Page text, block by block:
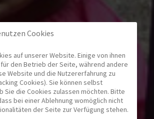
Cookies
auf unserer Website. Einige von ihnen
den Betrieb der Seite, während andere
Website und die Nutzererfahrung zu
Cookies). Sie können selbst
Sie die Cookies zulassen möchten. Bitte
bei einer Ablehnung womöglich nicht
der Seite zur Verfügung stehen.